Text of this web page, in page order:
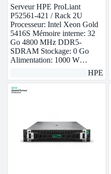
Serveur HPE ProLiant
P52561-421 / Rack 2U
Processeur: Intel Xeon Gold
5416S Mémoire interne: 32
Go 4800 MHz DDR5-
SDRAM Stockage: 0 Go
Alimentation: 1000 W…
HPE